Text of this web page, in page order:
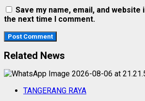
Save my name, email, and
the next time I comment.
Related News
TANGERANG RAYA